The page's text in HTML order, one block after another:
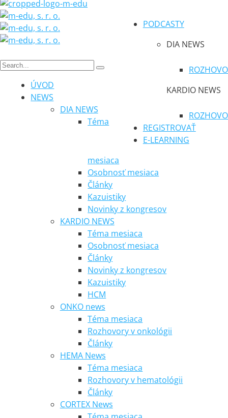
PODCASTY
DIA NEWS
KARDIO NEWS
REGISTROVAŤ
E-LEARNING
ÚVOD
NEWS
DIA NEWS
Téma
mesiaca
Osobnosť mesiaca
Články
Kazuistiky
Novinky z kongresov
KARDIO NEWS
Téma mesiaca
Osobnosť mesiaca
Články
Novinky z kongresov
Kazuistiky
HCM
ONKO news
Téma mesiaca
Rozhovory v onkológii
Články
HEMA News
Téma mesiaca
Rozhovory v hematológii
Články
CORTEX News